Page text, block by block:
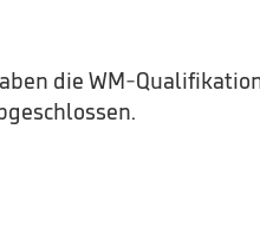
die WM-